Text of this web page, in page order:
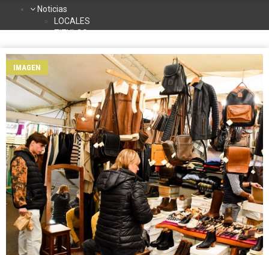
Noticias
LOCALES
TITULOS
NACIONALES
INTERNACIONALES
La Radio
Contacto
Programación
IMAGEN